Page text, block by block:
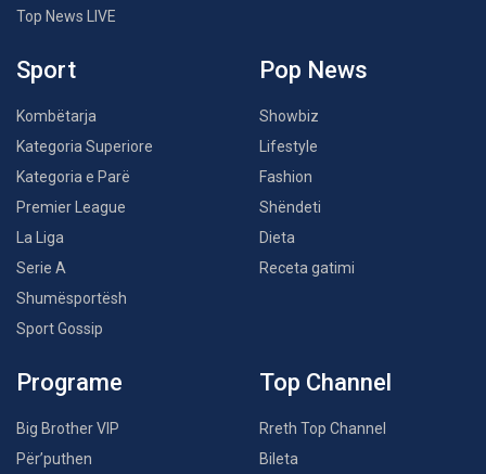
Top News LIVE
Sport
Kombëtarja
Kategoria Superiore
Kategoria e Parë
Premier League
La Liga
Serie A
Shumësportësh
Sport Gossip
Pop News
Showbiz
Lifestyle
Fashion
Shëndeti
Dieta
Receta gatimi
Programe
Big Brother VIP
Për’puthen
Top Channel
Rreth Top Channel
Bileta